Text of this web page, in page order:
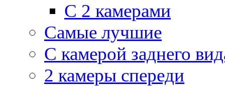
С 2 камерами
Самые лучшие
С камерой заднего
2 камеры спереди